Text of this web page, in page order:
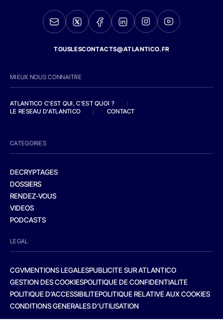
TOUSLESCONTACTS@ATLANTICO.FR
MIEUX NOUS CONNAITRE
ATLANTICO C'EST QUI, C'EST QUOI ?
/
LE RESEAU D'ATLANTICO
/ CONTACT
CATEGORIES
DECRYPTAGES
DOSSIERS
RENDEZ-VOUS
VIDEOS
PODCASTS
LEGAL
CGVMENTIONS LEGALESPUBLICITE SUR ATLANTICO
GESTION DES COOKIESPOLITIQUE DE CONFIDENTIALITE
POLITIQUE D’ACCESSIBILITEPOLITIQUE RELATIVE AUX COOKIES
CONDITIONS GENERALES D’UTILISATION